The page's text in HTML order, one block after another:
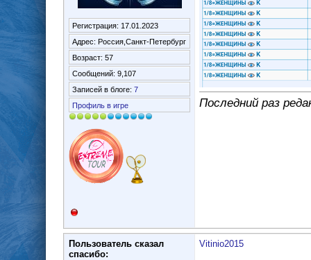
Регистрация: 17.01.2023
Адрес: Россия,Санкт-Петербург
Возраст: 57
Сообщений: 9,107
Записей в блоге: 7
Профиль в игре
Последний раз
Пользователь сказал
cпасибо:
Vitinio2015